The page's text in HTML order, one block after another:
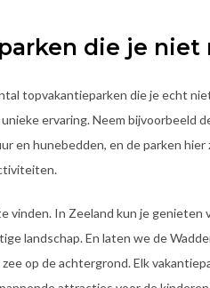
die je niet
topvakantieparken die je echt
ervaring. Neem bijvoorbeeld
en hunebedden, en de parken
vinden. In Zeeland kun je
landschap. En laten we de
op de achtergrond. Elk